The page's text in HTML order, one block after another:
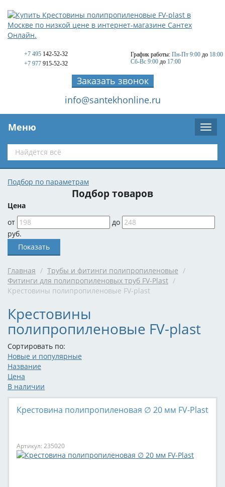
+7 495 142-52-32
+7 977 915-52-32
График работы: Пн-Пт 9:00 до 18:00
Сб-Вс 9:00 до 17:00
Заказать звонок
info@santekhonline.ru
Меню
Подбор по параметрам
Подбор товаров
Цена
от
до
руб.
Главная / Трубы и фитинги полипропиленовые /
Фитинги для полипропиленовых труб FV-Plast /
Крестовины полипропиленовые FV-plast
Крестовины
полипропиленовые FV-plast
Сортировать по:
Новые и популярные
Название
Цена
В наличии
Крестовина полипропиленовая ∅ 20 мм FV-Plast
Артикул: 235020